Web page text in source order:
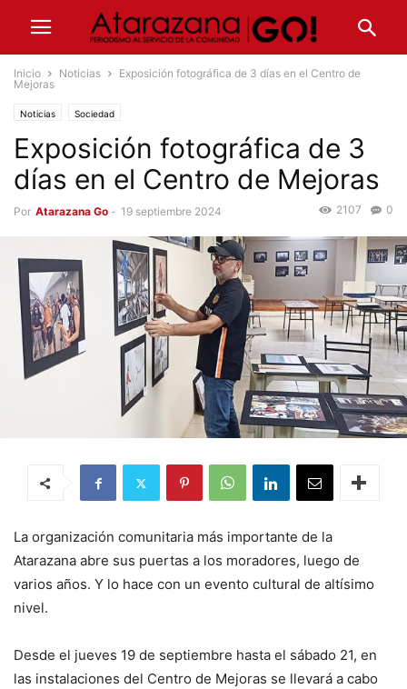
Inicio Noticias
Exposición fotográfica de 3 días en el Centro de
Mejoras
Noticias Sociedad
Exposición fotográfica de 3
días en el Centro de Mejoras
Por Atarazana Go - 19 septiembre 2024 0
2107
La organización comunitaria más importante de la
Atarazana abre sus puertas a los moradores, luego de
varios años. Y lo hace con un evento cultural de altísimo
nivel.
Desde el jueves 19 de septiembre hasta el sábado 21, en
las instalaciones del Centro de Mejoras se llevará a cabo